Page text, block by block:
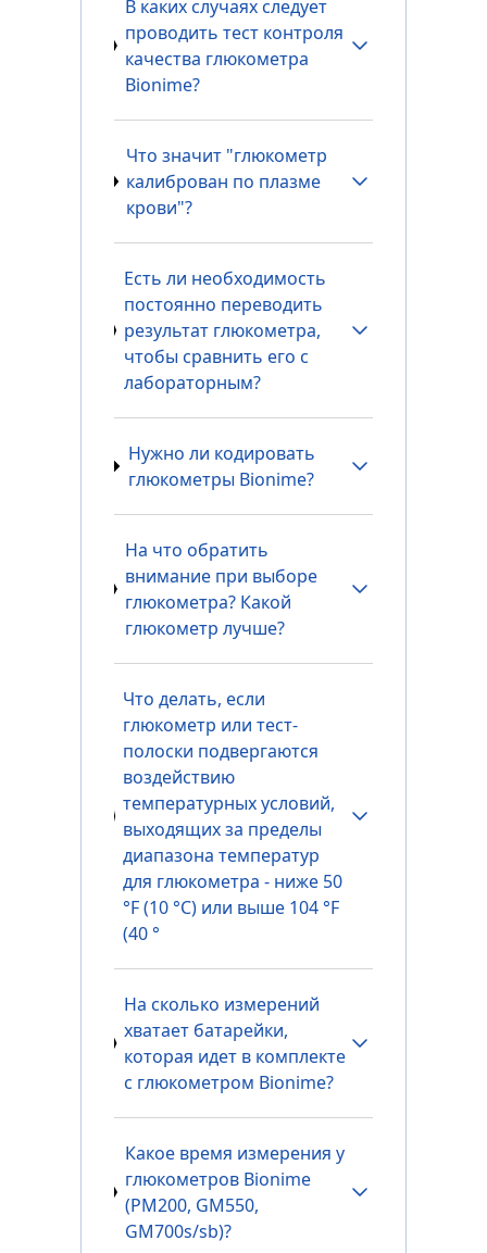
В каких случаях следует
проводить тест контроля
качества глюкометра
Bionime?
Что значит "глюкометр
калиброван по плазме
крови"?
Есть ли необходимость
постоянно переводить
результат глюкометра,
чтобы сравнить его с
лабораторным?
Нужно ли кодировать
глюкометры Bionime?
На что обратить
внимание при выборе
глюкометра? Какой
глюкометр лучше?
Что делать, если
глюкометр или тест-
полоски подвергаются
воздействию
температурных условий,
выходящих за пределы
диапазона температур
для глюкометра - ниже 50
°F (10 °C) или выше 104 °F
(40 °
На сколько измерений
хватает батарейки,
которая идет в комплекте
с глюкометром Bionime?
Какое время измерения у
глюкометров Bionime
(PM200, GM550,
GM700s/sb)?